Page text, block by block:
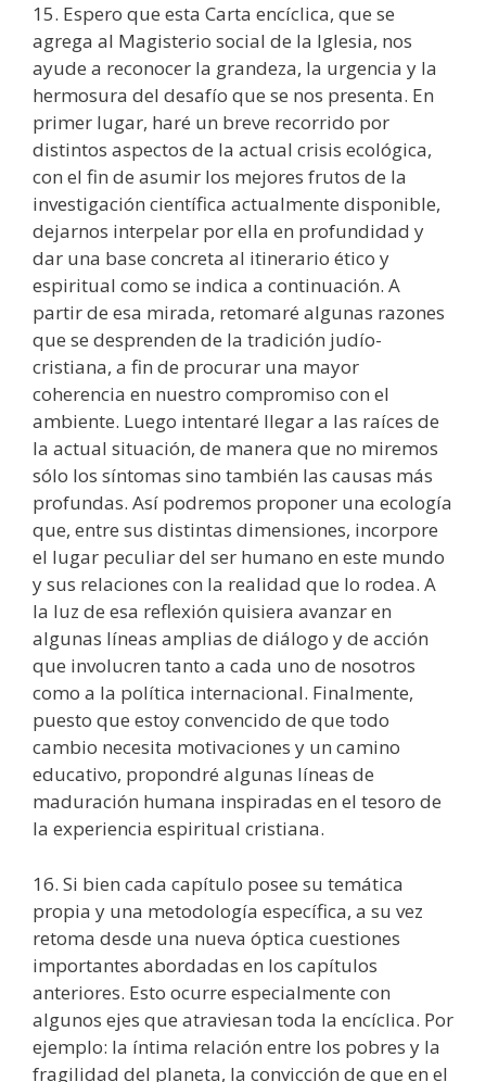
15. Espero que esta Carta encíclica, que se
agrega al Magisterio social de la Iglesia, nos
ayude a reconocer la grandeza, la urgencia y la
hermosura del desafío que se nos presenta. En
primer lugar, haré un breve recorrido por
distintos aspectos de la actual crisis ecológica,
con el fin de asumir los mejores frutos de la
investigación científica actualmente disponible,
dejarnos interpelar por ella en profundidad y
dar una base concreta al itinerario ético y
espiritual como se indica a continuación. A
partir de esa mirada, retomaré algunas razones
que se desprenden de la tradición judío-
cristiana, a fin de procurar una mayor
coherencia en nuestro compromiso con el
ambiente. Luego intentaré llegar a las raíces de
la actual situación, de manera que no miremos
sólo los síntomas sino también las causas más
profundas. Así podremos proponer una ecología
que, entre sus distintas dimensiones, incorpore
el lugar peculiar del ser humano en este mundo
y sus relaciones con la realidad que lo rodea. A
la luz de esa reflexión quisiera avanzar en
algunas líneas amplias de diálogo y de acción
que involucren tanto a cada uno de nosotros
como a la política internacional. Finalmente,
puesto que estoy convencido de que todo
cambio necesita motivaciones y un camino
educativo, propondré algunas líneas de
maduración humana inspiradas en el tesoro de
la experiencia espiritual cristiana.
16. Si bien cada capítulo posee su temática
propia y una metodología específica, a su vez
retoma desde una nueva óptica cuestiones
importantes abordadas en los capítulos
anteriores. Esto ocurre especialmente con
algunos ejes que atraviesan toda la encíclica. Por
ejemplo: la íntima relación entre los pobres y la
fragilidad del planeta, la convicción de que en el